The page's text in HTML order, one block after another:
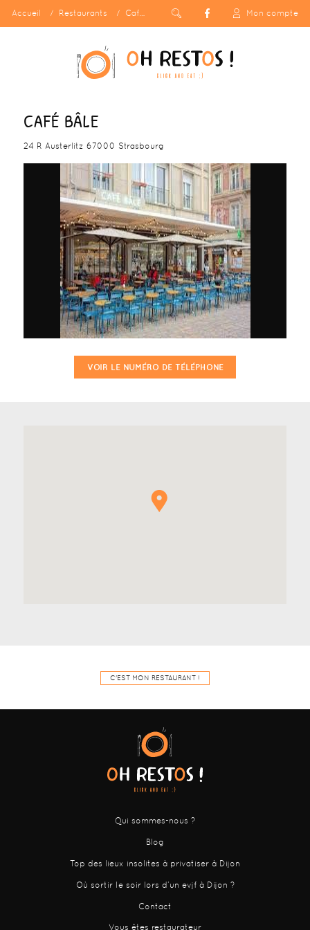
Accueil Restaurants Café Bâle Mon compte
CAFÉ BÂLE
24 R Austerlitz 67000 Strasbourg
VOIR LE NUMÉRO DE TÉLÉPHONE
C'EST MON RESTAURANT !
Qui sommes-nous ?
Blog
Top des lieux insolites à privatiser à Dijon
Où sortir le soir lors d’un evjf à Dijon ?
Contact
Vous êtes restaurateur